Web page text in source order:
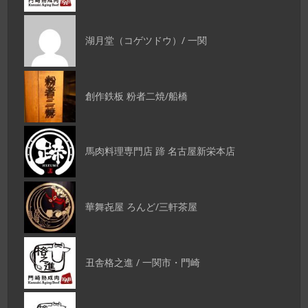
湖月堂（コゲツドウ）/ 一関
創作鉄板 粉者二焼/船橋
馬肉料理専門店 蹄 名古屋新栄本店
華舞㐂屋 ろんど/三軒茶屋
丑舎格之進 / 一関市・門崎